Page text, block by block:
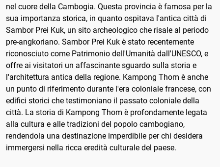
nel cuore della Cambogia. Questa provincia è famosa per la
sua importanza storica, in quanto ospitava l'antica città di
Sambor Prei Kuk, un sito archeologico che risale al periodo
pre-angkoriano. Sambor Prei Kuk è stato recentemente
riconosciuto come Patrimonio dell'Umanità dall'UNESCO, e
offre ai visitatori un affascinante sguardo sulla storia e
l'architettura antica della regione. Kampong Thom è anche
un punto di riferimento durante l'era coloniale francese, con
edifici storici che testimoniano il passato coloniale della
città. La storia di Kampong Thom è profondamente legata
alla cultura e alle tradizioni del popolo cambogiano,
rendendola una destinazione imperdibile per chi desidera
immergersi nella ricca eredità culturale del paese.